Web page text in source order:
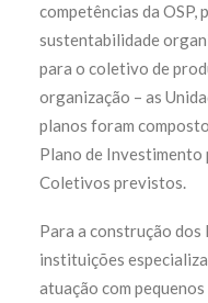
competências da
sustentabilidade
para o coletivo de
organização – as
planos foram
Plano de
Coletivos previstos.
Para a construção
instituições
atuação com